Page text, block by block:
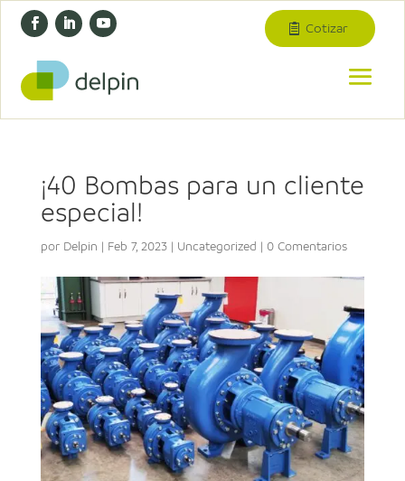
Cotizar
¡40 Bombas para un cliente
especial!
por Delpin | Feb 7, 2023| Uncategorized | 0 Comentarios